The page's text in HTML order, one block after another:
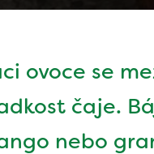
ovoce se
čaje.
nebo